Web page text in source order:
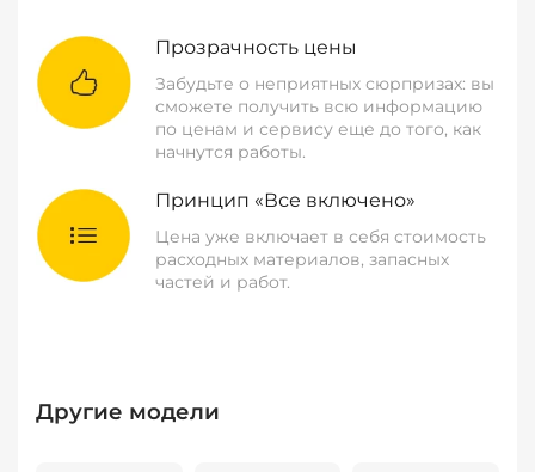
Прозрачность цены
Забудьте о неприятных сюрпризах: вы
сможете получить всю информацию
по ценам и сервису еще до того, как
начнутся работы.
Принцип «Все включено»
Цена уже включает в себя стоимость
расходных материалов, запасных
частей и работ.
Другие модели